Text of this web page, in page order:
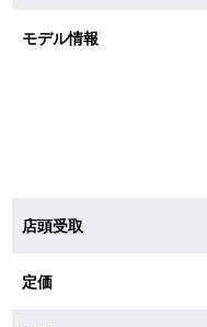
モデル情報
店頭受取
定価